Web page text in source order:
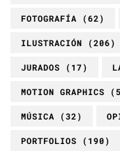
FOTOGRAFÍA (62)
ILUSTRACIÓN (206)
JURADOS (17)
MOTION GRAPHICS
MÚSICA (32)
PORTFOLIOS (190)